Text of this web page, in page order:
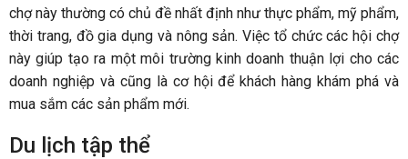
chợ này thường có chủ đề nhất định như thực phẩm, mỹ phẩm,
thời trang, đồ gia dụng và nông sản. Việc tổ chức các hội chợ
này giúp tạo ra một môi trường kinh doanh thuận lợi cho các
doanh nghiệp và cũng là cơ hội để khách hàng khám phá và
mua sắm các sản phẩm mới.
Du lịch tập thể